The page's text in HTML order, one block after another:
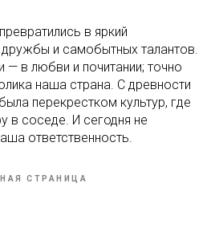
в яркий
и самобытных талантов.
— в любви и почитании; точно
наша страна. С древности
перекрестком культур, где
в соседе. И сегодня не
ответственность.
СТРАНИЦА